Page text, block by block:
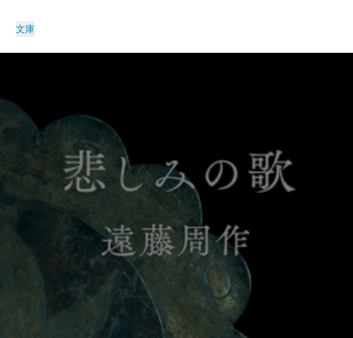
文庫